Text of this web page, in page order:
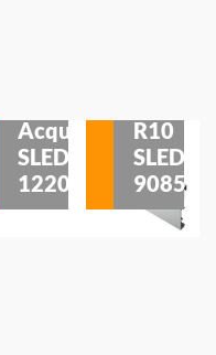
Acqua
SLED
1220
R10
SLED
9085